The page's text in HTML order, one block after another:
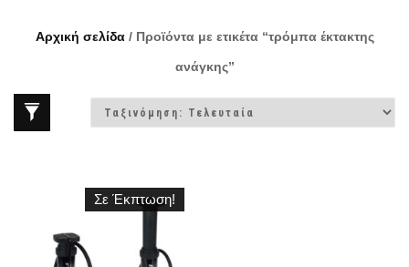
Αρχική σελίδα/ Προϊόντα με ετικέτα “τρόμπα έκτακτης
ανάγκης”
Σε Έκπτωση!